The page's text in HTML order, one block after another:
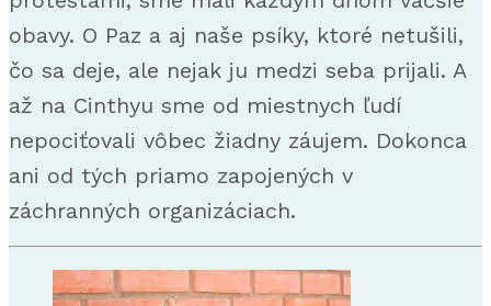
obavy. O Paz a aj naše psíky, ktoré netušili,
čo sa deje, ale nejak ju medzi seba prijali. A
až na Cinthyu sme od miestnych ľudí
nepociťovali vôbec žiadny záujem. Dokonca
ani od tých priamo zapojených v
záchranných organizáciach.